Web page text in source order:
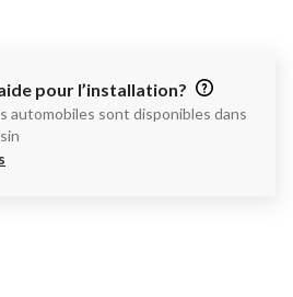
pour l’installation?
automobiles sont disponibles dans